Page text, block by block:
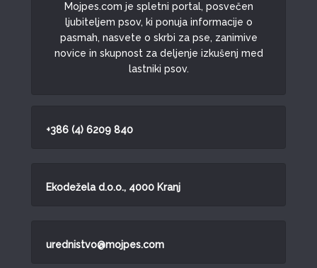
Mojpes.com je spletni portal, posvečen
ljubiteljem psov, ki ponuja informacije o
pasmah, nasvete o skrbi za pse, zanimive
novice in skupnost za deljenje izkušenj med
lastniki psov.
+386 (4) 6209 840
Ekodežela d.o.o., 4000 Kranj
urednistvo@mojpes.com